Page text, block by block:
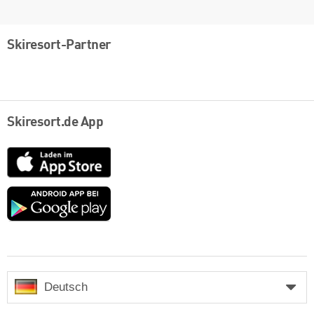
Skiresort-Partner
Skiresort.de App
App
Store
Google
Deutsch